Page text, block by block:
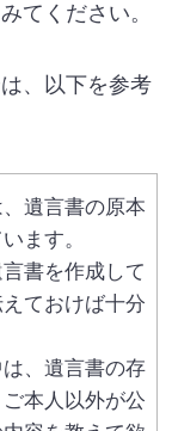
てください。
、以下を参考
遺言書の原本
ます。
書を作成して
ておけば十分
、遺言書の存
本人以外が公